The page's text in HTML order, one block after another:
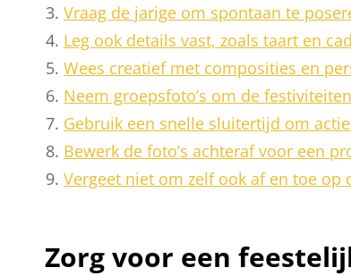
Vraag de jarige om spontaan te
Leg ook details vast, zoals taart en
Wees creatief met composities en
Neem groepsfoto’s om de
Gebruik een snelle sluitertijd om
Bewerk de foto’s achteraf voor een
Vergeet niet om zelf ook af en toe op
Zorg voor een